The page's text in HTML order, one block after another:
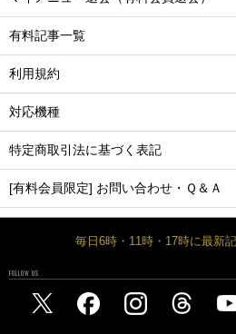
有料記事一覧
利用規約
対応機種
特定商取引法に基づく表記
[有料会員限定] お問い合わせ・Ｑ＆Ａ
毎日6時・11時・17時に最新
FOLLOW US